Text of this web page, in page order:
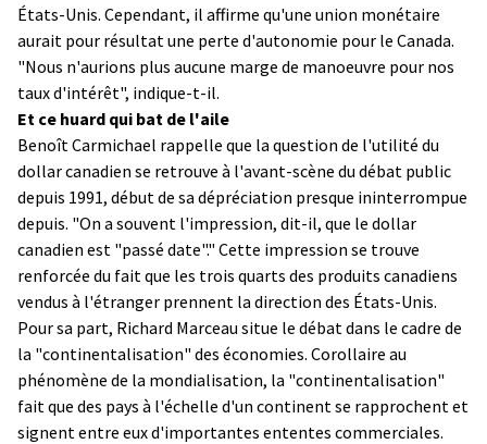
États-Unis. Cependant, il affirme qu'une union monétaire
aurait pour résultat une perte d'autonomie pour le Canada.
"Nous n'aurions plus aucune marge de manoeuvre pour nos
taux d'intérêt", indique-t-il.
Et ce huard qui bat de l'aile
Benoît Carmichael rappelle que la question de l'utilité du
dollar canadien se retrouve à l'avant-scène du débat public
depuis 1991, début de sa dépréciation presque ininterrompue
depuis. "On a souvent l'impression, dit-il, que le dollar
canadien est "passé date"." Cette impression se trouve
renforcée du fait que les trois quarts des produits canadiens
vendus à l'étranger prennent la direction des États-Unis.
Pour sa part, Richard Marceau situe le débat dans le cadre de
la "continentalisation" des économies. Corollaire au
phénomène de la mondialisation, la "continentalisation"
fait que des pays à l'échelle d'un continent se rapprochent et
signent entre eux d'importantes ententes commerciales.